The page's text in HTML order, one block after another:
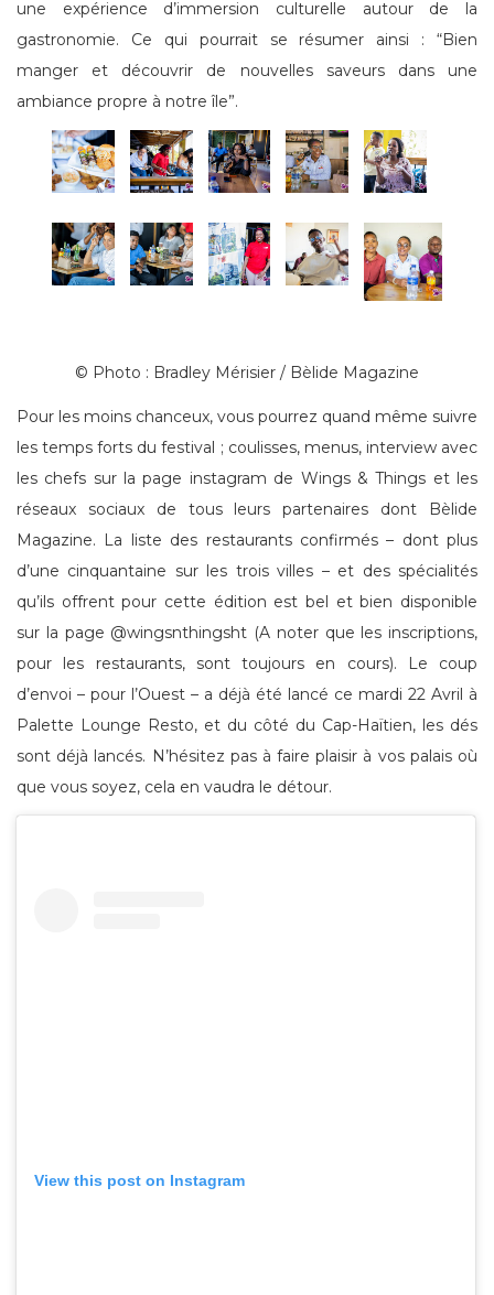
une expérience d’immersion culturelle autour de la
gastronomie. Ce qui pourrait se résumer ainsi : “Bien
manger et découvrir de nouvelles saveurs dans une
ambiance propre à notre île”.
© Photo : Bradley Mérisier / Bèlide Magazine
Pour les moins chanceux, vous pourrez quand même suivre
les temps forts du festival ; coulisses, menus, interview avec
les chefs sur la page instagram de Wings & Things et les
réseaux sociaux de tous leurs partenaires dont Bèlide
Magazine. La liste des restaurants confirmés – dont plus
d’une cinquantaine sur les trois villes – et des spécialités
qu’ils offrent pour cette édition est bel et bien disponible
sur la page @‌wingsnthingsht (A noter que les inscriptions,
pour les restaurants, sont toujours en cours). Le coup
d’envoi – pour l’Ouest – a déjà été lancé ce mardi 22 Avril à
Palette Lounge Resto, et du côté du Cap-Haïtien, les dés
sont déjà lancés. N’hésitez pas à faire plaisir à vos palais où
que vous soyez, cela en vaudra le détour.
View this post on Instagram